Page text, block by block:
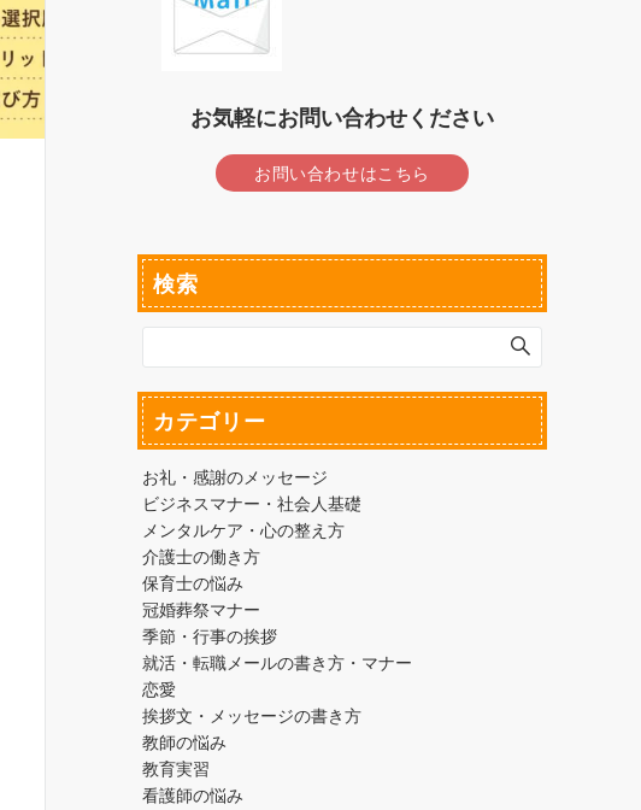
お気軽にお問い合わせください
お問い合わせはこちら
検索
カテゴリー
お礼・感謝のメッセージ
ビジネスマナー・社会人基礎
メンタルケア・心の整え方
介護士の働き方
保育士の悩み
冠婚葬祭マナー
季節・行事の挨拶
就活・転職メールの書き方・マナー
恋愛
挨拶文・メッセージの書き方
教師の悩み
教育実習
看護師の悩み